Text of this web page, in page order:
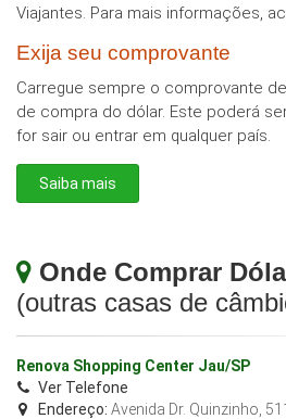
Viajantes. Para mais informações,
Exija seu comprovante
Carregue sempre o comprovante
de compra do dólar. Este poderá
for sair ou entrar em qualquer país.
Saiba mais
Onde Comprar
(outras casas de
Renova Shopping Center Jau/SP
Ver Telefone
Endereço: Avenida Dr. Quinzinho,